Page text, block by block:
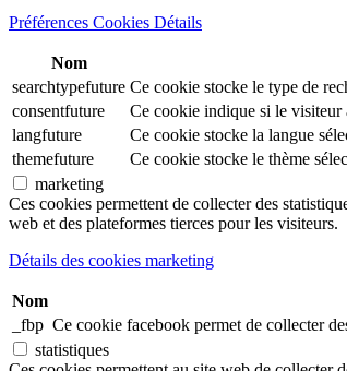
Préférences Cookies Détails
Nom
searchtypefuture Ce cookie stocke le type de
consentfuture
Ce cookie indique si le visiteur
langfuture
Ce cookie stocke la langue
themefuture
Ce cookie stocke le thème
marketing
Ces cookies permettent de collecter des
web et des plateformes tierces pour les visiteurs.
Détails des cookies marketing
Nom
_fbp Ce cookie facebook permet de collecter
statistiques